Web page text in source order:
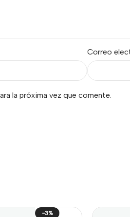
Correo
la próxima vez que comente.
-3%